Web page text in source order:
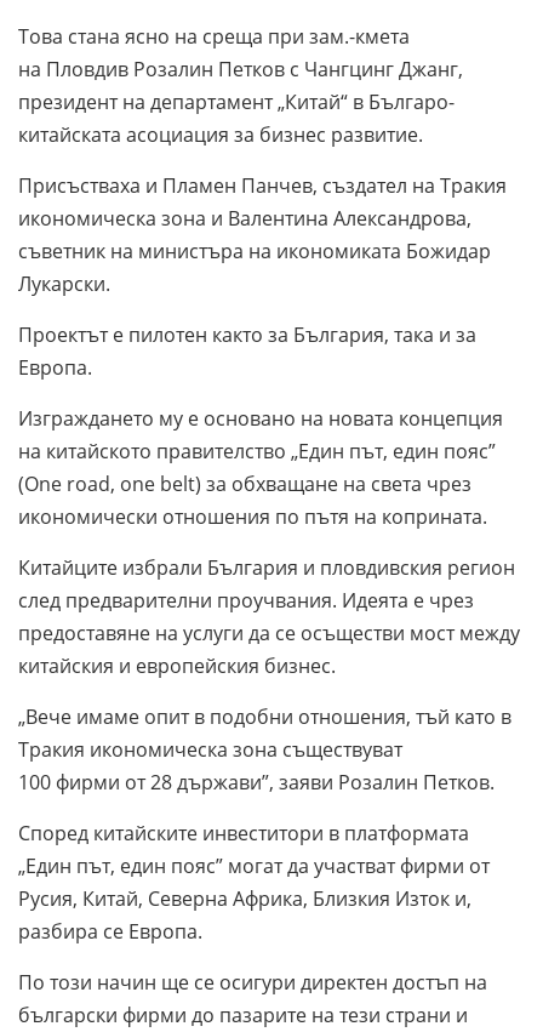
Това стана ясно на среща при зам.-кмета
на Пловдив Розалин Петков с Чангцинг Джанг,
президент на департамент „Китай“ в Българо-
китайската асоциация за бизнес развитие.
Присъстваха и Пламен Панчев, създател на Тракия
икономическа зона и Валентина Александрова,
съветник на министъра на икономиката Божидар
Лукарски.
Проектът е пилотен както за България, така и за
Европа.
Изграждането му е основано на новата концепция
на китайското правителство „Един път, един пояс”
(One road, one belt) за обхващане на света чрез
икономически отношения по пътя на коприната.
Китайците избрали България и пловдивския регион
след предварителни проучвания. Идеята е чрез
предоставяне на услуги да се осъществи мост между
китайския и европейския бизнес.
„Вече имаме опит в подобни отношения, тъй като в
Тракия икономическа зона съществуват
100 фирми от 28 държави”, заяви Розалин Петков.
Според китайските инвеститори в платформата
„Един път, един пояс” могат да участват фирми от
Русия, Китай, Северна Африка, Близкия Изток и,
разбира се Европа.
По този начин ще се осигури директен достъп на
български фирми до пазарите на тези страни и